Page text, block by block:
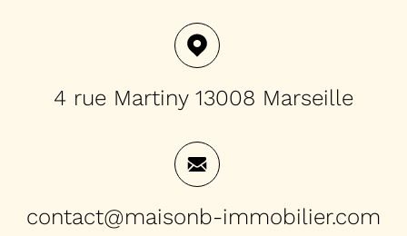
contact@maisonb-immobilier.com
4 rue Martiny 13008 Marseille